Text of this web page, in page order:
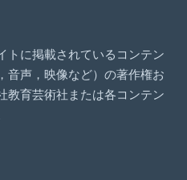
トに掲載されているコンテン
音声，映像など）の著作権お
教育芸術社または各コンテン